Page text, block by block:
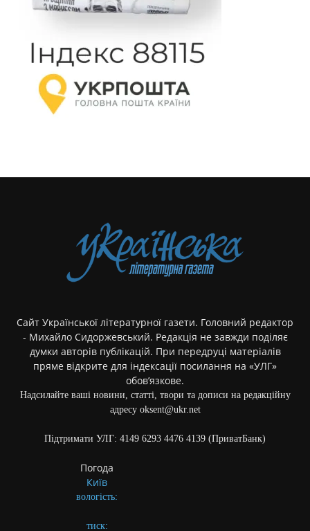
Сайт Української літературної газети. Головний редактор
- Михайло Сидоржевський. Редакція не завжди поділяє
думки авторів публікацій. При передруці матеріалів
пряме відкрите для індексації посилання на «УЛГ»
обов’язкове.
Надсилайте ваші новини, статті, твори та дописи на редакційну
адресу oksent@ukr.net
Підтримати УЛГ: 4149 6293 4476 4139 (ПриватБанк)
Погода
Київ
вологість:
тиск: